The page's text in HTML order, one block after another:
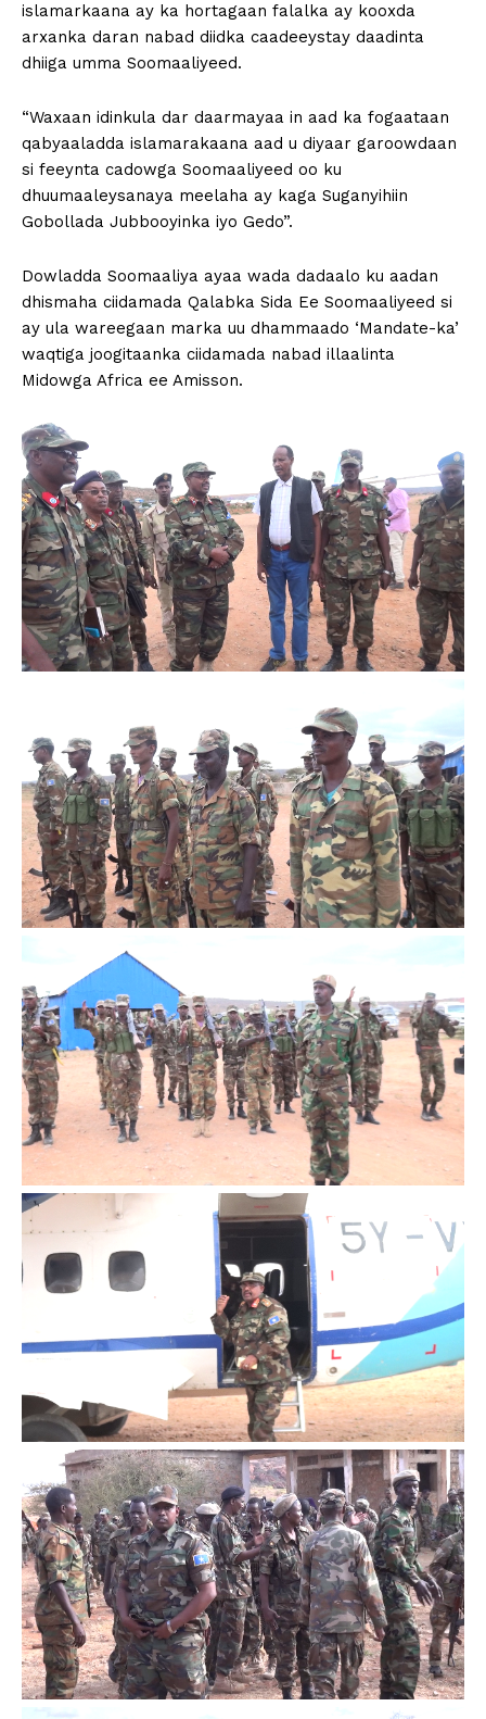
islamarkaana ay ka hortagaan falalka ay kooxda
arxanka daran nabad diidka caadeeystay daadinta
dhiiga umma Soomaaliyeed.
“Waxaan idinkula dar daarmayaa in aad ka fogaataan
qabyaaladda islamarakaana aad u diyaar garoowdaan
si feeynta cadowga Soomaaliyeed oo ku
dhuumaaleysanaya meelaha ay kaga Suganyihiin
Gobollada Jubbooyinka iyo Gedo”.
Dowladda Soomaaliya ayaa wada dadaalo ku aadan
dhismaha ciidamada Qalabka Sida Ee Soomaaliyeed si
ay ula wareegaan marka uu dhammaado ‘Mandate-ka’
waqtiga joogitaanka ciidamada nabad illaalinta
Midowga Africa ee Amisson.